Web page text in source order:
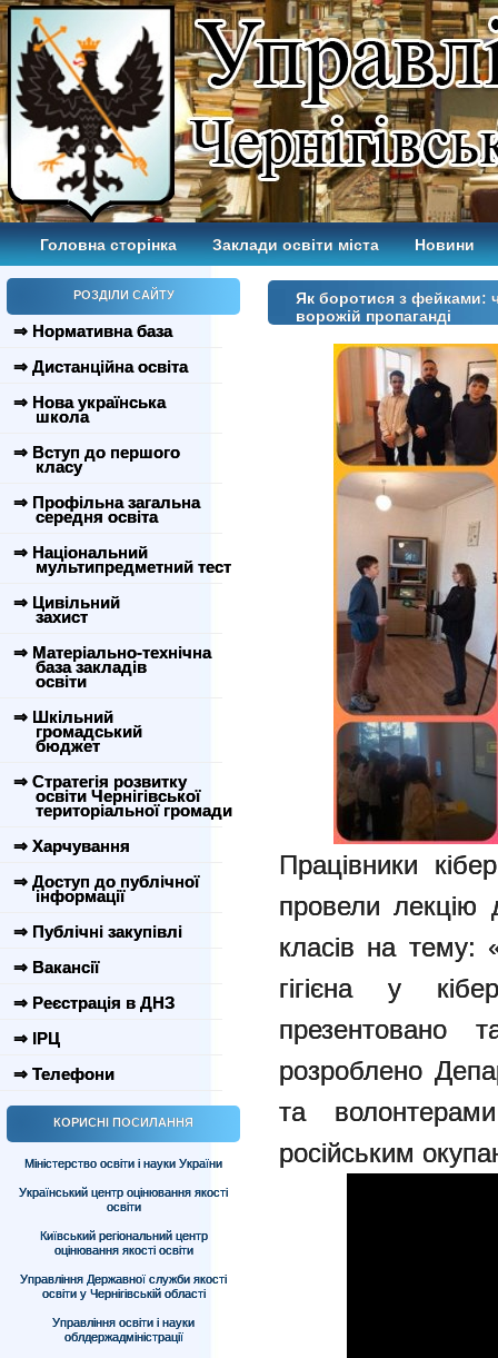
Головна сторінка Заклади освіти міста Новини
РОЗДІЛИ САЙТУ
⇒ Нормативна база
⇒ Дистанційна освіта
⇒ Нова українська
школа
⇒ Вступ до першого
класу
⇒ Профільна загальна
середня освіта
⇒ Національний
мультипредметний тест
⇒ Цивільний
захист
⇒ Матеріально-технічна
база закладів
освіти
⇒ Шкільний
громадський
бюджет
⇒ Стратегія розвитку
освіти Чернігівської
територіальної громади
⇒ Харчування
⇒ Доступ до публічної
інформації
⇒ Публічні закупівлі
⇒ Вакансії
⇒ Реєстрація в ДНЗ
⇒ ІРЦ
⇒ Телефони
КОРИСНІ ПОСИЛАННЯ
Міністерство освіти і науки України
Український центр оцінювання якості
освіти
Київський регіональний центр
оцінювання якості освіти
Управління Державної служби якості
освіти у Чернігівській області
Управління освіти і науки
облдержадміністрації
Як боротися з фейками:
ворожій пропаганді
Працівники
провели лекцію
класів на тему:
гігієна у
презентовано
розроблено
та
російським